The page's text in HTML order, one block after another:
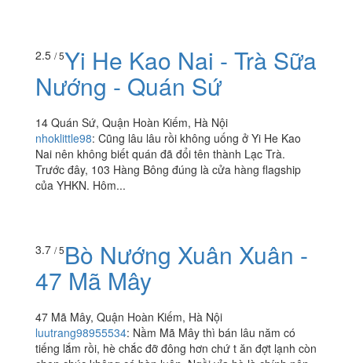
2.5 / 5Yi He Kao Nai - Trà Sữa
Nướng - Quán Sứ
14 Quán Sứ, Quận Hoàn Kiếm, Hà Nội
nhoklittle98: Cũng lâu lâu rồi không uống ở Yi He Kao
Nai nên không biết quán đã đổi tên thành Lạc Trà.
Trước đây, 103 Hàng Bông đúng là cửa hàng flagship
của YHKN. Hôm...
3.7 / 5Bò Nướng Xuân Xuân -
47 Mã Mây
47 Mã Mây, Quận Hoàn Kiếm, Hà Nội
luutrang98955534: Nầm Mã Mây thì bán lâu năm có
tiếng lắm rồi, hè chắc đỡ đông hơn chứ t ăn đợt lạnh còn